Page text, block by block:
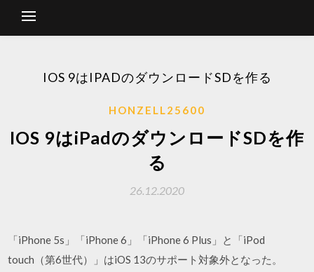
IOS 9はIPADのダウンロードSDを作る
HONZELL25600
IOS 9はiPadのダウンロードSDを作
る
26.12.2020
「iPhone 5s」「iPhone 6」「iPhone 6 Plus」と「iPod
touch（第6世代）」はiOS 13のサポート対象外となった。